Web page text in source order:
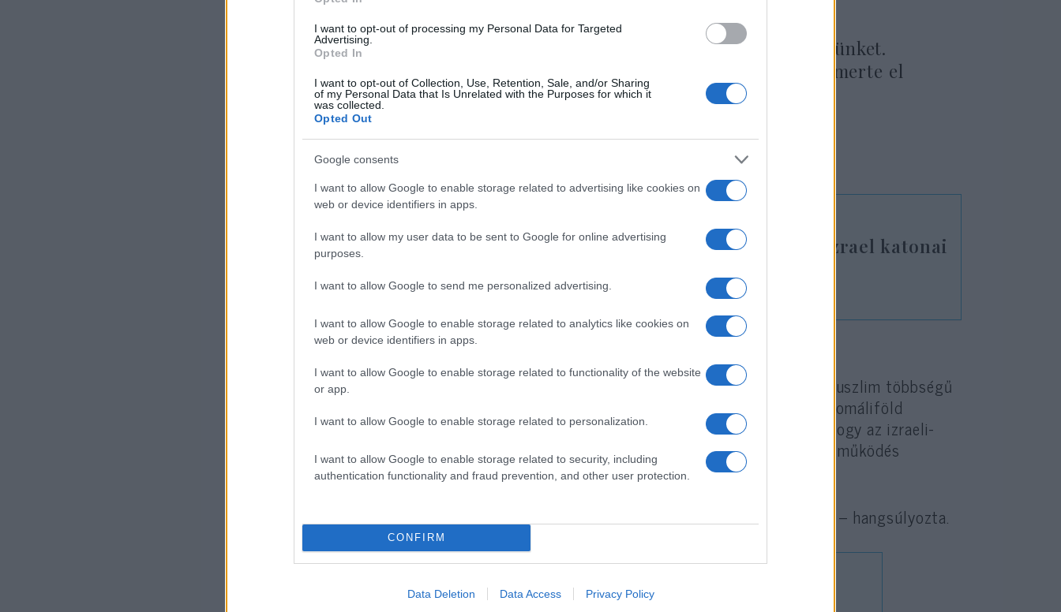
I want to opt-out of processing my Personal Data for Targeted
Advertising.
Opted In
I want to opt-out of Collection, Use, Retention, Sale, and/or Sharing
of my Personal Data that Is Unrelated with the Purposes for which it
was collected.
Opted Out
Google consents
I want to allow Google to enable storage related to advertising like cookies on
web or device identifiers in apps.
I want to allow my user data to be sent to Google for online advertising
purposes.
I want to allow Google to send me personalized advertising.
I want to allow Google to enable storage related to analytics like cookies on
web or device identifiers in apps.
I want to allow Google to enable storage related to functionality of the website
or app.
I want to allow Google to enable storage related to personalization.
I want to allow Google to enable storage related to security, including
authentication functionality and fraud prevention, and other user protection.
CONFIRM
Data Deletion Data Access Privacy Policy
„Mindössze egyetlen dolgot kértünk: hogy lássanak bennünket.
Egyetlen ország volt hajlandó erre, és egyetlen ország ismerte el
Szomáliföldet: Izrael állama és népe”
– mondta.
Mire készül Szomáliföldön az IDF? – Izrael katonai
Izrael döntése jelentős nemzetközi kritikát váltott ki
Az elismerést elítélte többek között az Afrikai Unió, valamint számos muszlim többségű
ország is. Ezek az államok közös nyilatkozatban bírálták azt is, hogy Szomáliföld
Jeruzsálemben nyitott nagykövetséget. Szaár ugyanakkor kijelentette, hogy az izraeli-
szomáliföldi kapcsolatok ellenzői nem fogják megakadályozni az együttműködés
fejlődését.
„Sokan próbálják aláásni ezt a kapcsolatot, de nem fognak sikerrel járni” – hangsúlyozta.